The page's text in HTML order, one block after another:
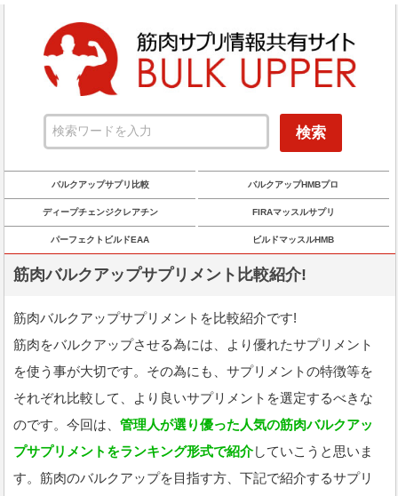
バルクアップサプリ比較 バルクアップHMBプロ
ディープチェンジクレアチン FIRAマッスルサプリ
パーフェクトビルドEAA ビルドマッスルHMB
筋肉バルクアップサプリメント比較紹介!
筋肉バルクアップサプリメントを比較紹介です!
筋肉をバルクアップさせる為には、より優れたサプリメント
を使う事が大切です。その為にも、サプリメントの特徴等を
それぞれ比較して、より良いサプリメントを選定するべきな
のです。今回は、管理人が選り優った人気の筋肉バルクアッ
プサプリメントをランキング形式で紹介していこうと思いま
す。筋肉のバルクアップを目指す方、下記で紹介するサプリ